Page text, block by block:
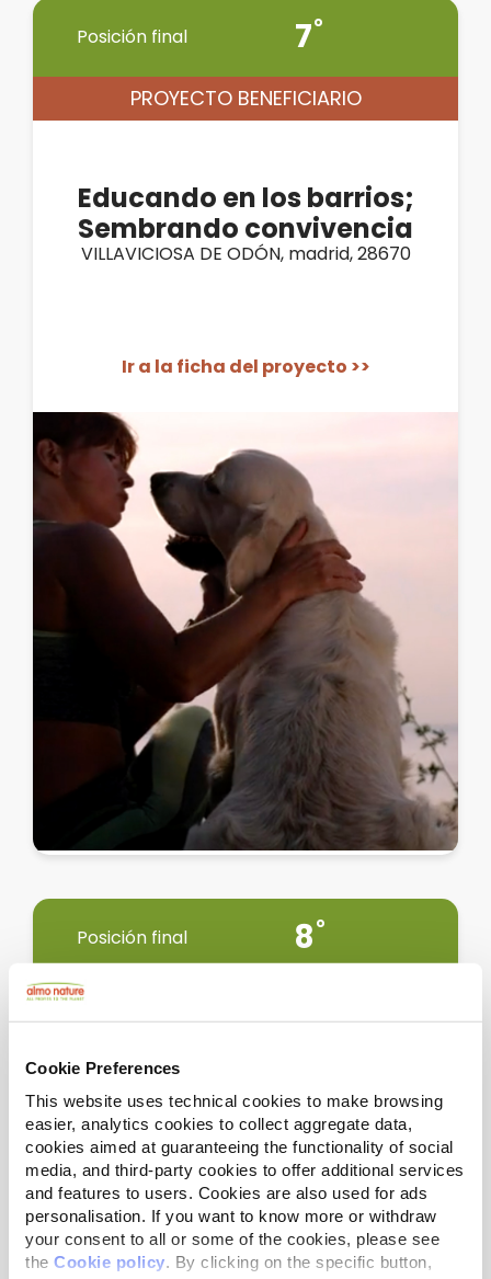
Cookie Preferences
This website uses technical cookies to make browsing
easier, analytics cookies to collect aggregate data,
cookies aimed at guaranteeing the functionality of social
media, and third-party cookies to offer additional services
and features to users. Cookies are also used for ads
personalisation. If you want to know more or withdraw
your consent to all or some of the cookies, please see
the Cookie policy. By clicking on the specific button,
Posición final 7
PROYECTO BENEFICIARIO
Educando en los barrios;
Sembrando convivencia
VILLAVICIOSA DE ODÓN, madrid, 28670
Ir a la ficha del proyecto >>
Posición final 8
Programa Mejores Amigos
Barcelona, cataluña, Barcelona
Ir a la ficha del proyecto >>